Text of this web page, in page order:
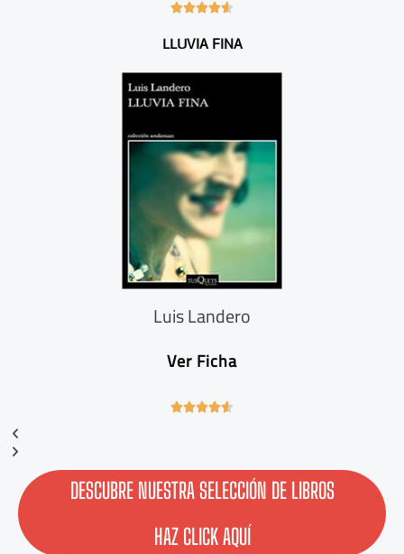

6
LLUVIA FINA
Luis Landero
Ver Ficha

5
DESCUBRE NUESTRA SELECCIÓN DE LIBROS
HAZ CLICK AQUÍ